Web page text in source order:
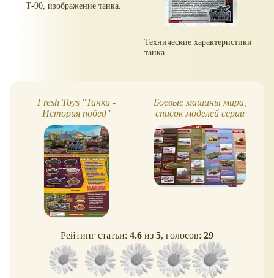
Т-90, изображение танка.
Технические характеристики
танка.
Fresh Toys "Танки -
История побед"
Боевые машины мира,
список моделей серии
Рейтинг статьи: 4.6 из 5, голосов: 29